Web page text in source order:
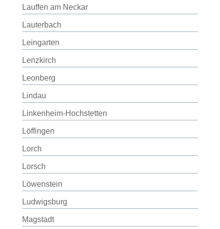
Lauffen am Neckar
Lauterbach
Leingarten
Lenzkirch
Leonberg
Lindau
Linkenheim-Hochstetten
Löffingen
Lorch
Lorsch
Löwenstein
Ludwigsburg
Magstadt